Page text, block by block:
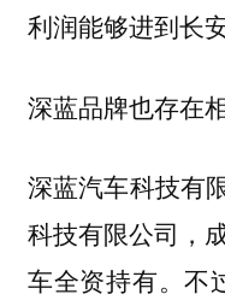
利润能够进到长
深蓝品牌也存在
深蓝汽车科技有
科技有限公司，
车全资持有。不